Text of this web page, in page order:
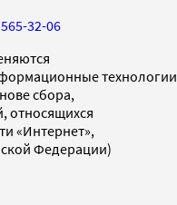
32-06
технологии
сбора,
относящихся
«Интернет»,
Федерации)